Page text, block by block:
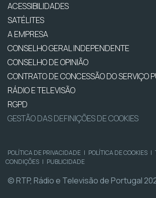
ACESSIBILIDADES
SATÉLITES
A EMPRESA
CONSELHO GERAL INDEPENDENTE
CONSELHO DE OPINIÃO
CONTRATO DE CONCESSÃO DO SERVIÇO
RÁDIO E TELEVISÃO
RGPD
GESTÃO DAS DEFINIÇÕES DE COOKIES
POLÍTICA DE PRIVACIDADE | POLÍTICA DE COOKIES |
CONDIÇÕES | PUBLICIDADE
© RTP, Rádio e Televisão de Portugal